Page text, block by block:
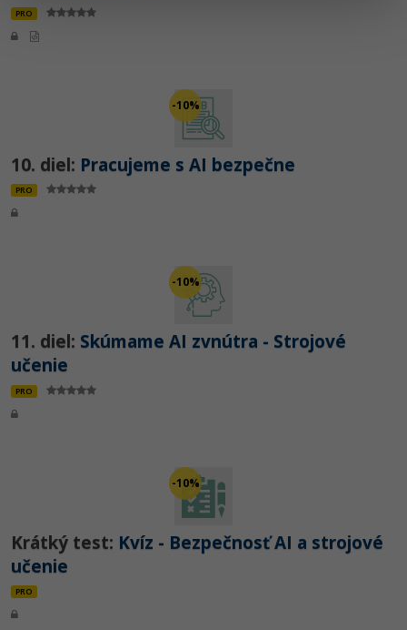
PRO
-10%
10. diel: Pracujeme s AI bezpečne
PRO
-10%
11. diel: Skúmame AI zvnútra - Strojové
učenie
PRO
-10%
Krátký test: Kvíz - Bezpečnosť AI a strojové
učenie
PRO